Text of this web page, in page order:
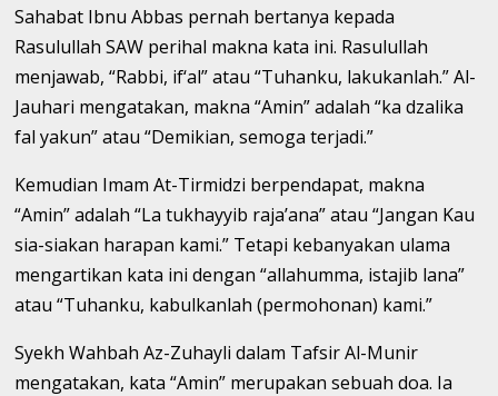
Sahabat Ibnu Abbas pernah bertanya kepada
Rasulullah SAW perihal makna kata ini. Rasulullah
menjawab, “Rabbi, if‘al” atau “Tuhanku, lakukanlah.” Al-
Jauhari mengatakan, makna “Amin” adalah “ka dzalika
fal yakun” atau “Demikian, semoga terjadi.”
Kemudian Imam At-Tirmidzi berpendapat, makna
“Amin” adalah “La tukhayyib raja’ana” atau “Jangan Kau
sia-siakan harapan kami.” Tetapi kebanyakan ulama
mengartikan kata ini dengan “allahumma, istajib lana”
atau “Tuhanku, kabulkanlah (permohonan) kami.”
Syekh Wahbah Az-Zuhayli dalam Tafsir Al-Munir
mengatakan, kata “Amin” merupakan sebuah doa. Ia